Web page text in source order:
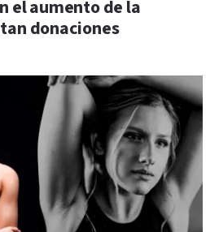
el aumento de la
donaciones